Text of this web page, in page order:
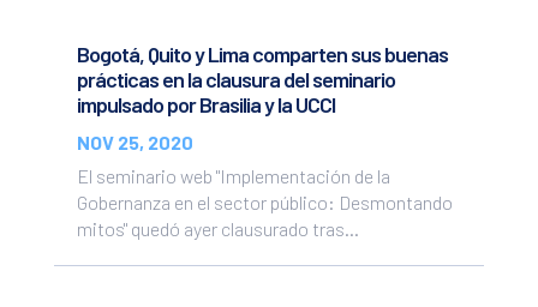
Bogotá, Quito y Lima comparten sus buenas
prácticas en la clausura del seminario
impulsado por Brasilia y la UCCI
NOV 25, 2020
El seminario web "Implementación de la
Gobernanza en el sector público: Desmontando
mitos" quedó ayer clausurado tras...